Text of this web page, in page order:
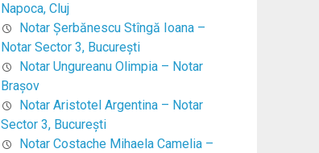
Napoca, Cluj
Notar Şerbănescu Stîngă Ioana –
Notar Sector 3, Bucureşti
Notar Ungureanu Olimpia – Notar
Braşov
Notar Aristotel Argentina – Notar
Sector 3, Bucureşti
Notar Costache Mihaela Camelia –